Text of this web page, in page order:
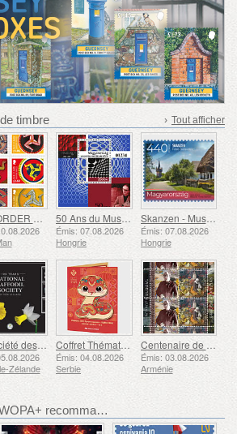
timbre › Tout afficher
PRE-ORDER La Collection Triskelion II 50 Ans du Musée Vasarely à Pécs
Émis: 07.08.2026
Hongrie
Skanzen - Musée Hongrois en Plein Air
Émis: 07.08.2026
Hongrie
La Société des Jonquilles Fête Ses 100 Ans
Zélande
Coffret Thématique - Année du Serpent
Émis: 04.08.2026
Serbie
Centenaire de Grigor Khanjyan
Émis: 03.08.2026
Arménie
Émissions de timbre WOPA+ recommandées